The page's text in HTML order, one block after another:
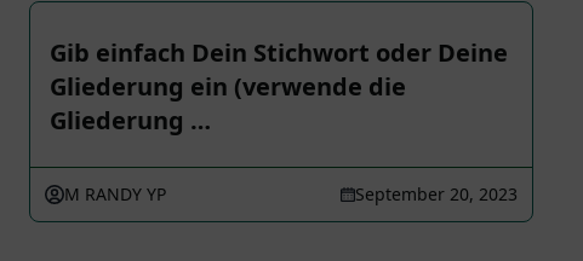
Gib einfach Dein Stichwort oder Deine
Gliederung ein (verwende die
Gliederung …
M RANDY YP September 20, 2023